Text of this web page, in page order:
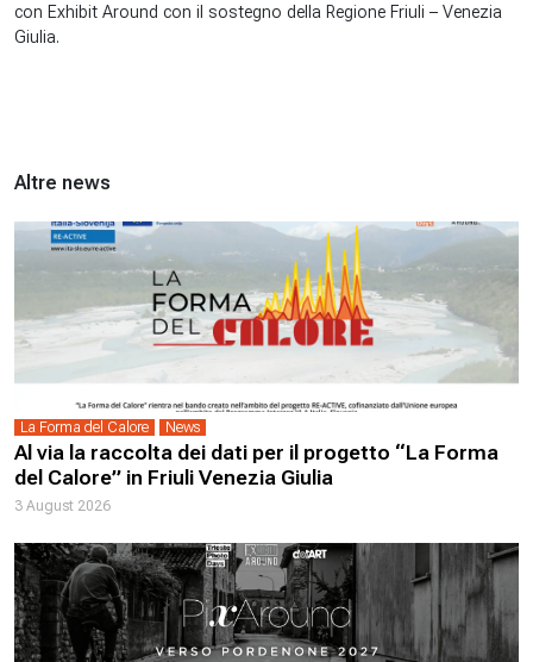
con Exhibit Around con il sostegno della Regione Friuli – Venezia
Giulia.
Altre news
La Forma del Calore News
Al via la raccolta dei dati per il progetto “La Forma
del Calore” in Friuli Venezia Giulia
3 August 2026